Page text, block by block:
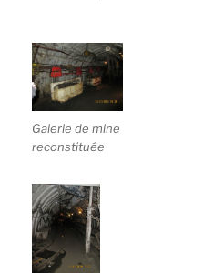
Galerie de mine
reconstituée